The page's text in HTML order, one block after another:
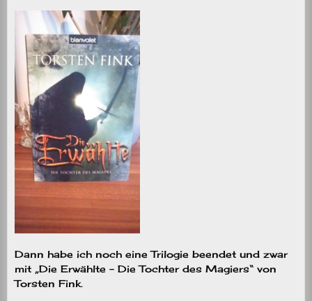
Dann habe ich noch eine Trilogie beendet und zwar
mit „Die Erwählte – Die Tochter des Magiers“ von
Torsten Fink.